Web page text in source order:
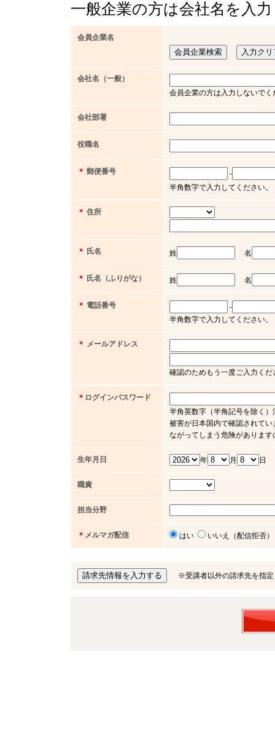
一般企業の方は会社名を入
会員企業名
会社名（一般）
会員企業の方は入力しないで
会社部署
役職名
＊ 郵便番号
-
半角数字で入力してください。
＊ 住所
＊ 氏名 姓 名
＊ 氏名（ふりがな） 姓 名
＊ 電話番号
-
半角数字で入力してください
＊ メールアドレス
確認のためもう一度ご入力くだ
＊ ログインパスワード
半角英数字（半角記号を除く
被害が日本国内で確認されて
ながってしまう危険がありま
生年月日 年 月 日
職責
担当分野
＊ メルマガ配信 はい いいえ（配信拒否）
※受講者以外の請求先を指定